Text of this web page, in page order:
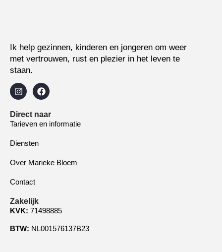
Ik help gezinnen, kinderen en jongeren om weer
met vertrouwen, rust en plezier in het leven te
staan.
Direct naar
Tarieven en informatie
Diensten
Over Marieke Bloem
Contact
Zakelijk
KVK: 71498885
BTW: NL001576137B23